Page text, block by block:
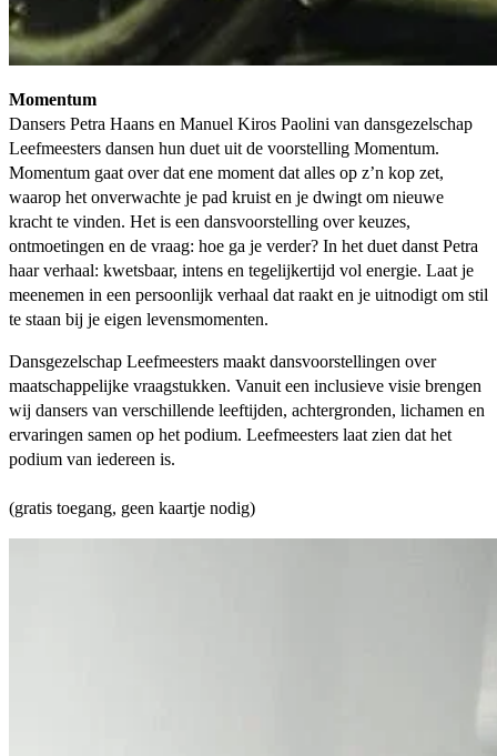
Momentum
Dansers Petra Haans en Manuel Kiros Paolini van dansgezelschap
Leefmeesters dansen hun duet uit de voorstelling Momentum.
Momentum gaat over dat ene moment dat alles op z’n kop zet,
waarop het onverwachte je pad kruist en je dwingt om nieuwe
kracht te vinden. Het is een dansvoorstelling over keuzes,
ontmoetingen en de vraag: hoe ga je verder? In het duet danst Petra
haar verhaal: kwetsbaar, intens en tegelijkertijd vol energie. Laat je
meenemen in een persoonlijk verhaal dat raakt en je uitnodigt om stil
te staan bij je eigen levensmomenten.
Dansgezelschap Leefmeesters maakt dansvoorstellingen over
maatschappelijke vraagstukken. Vanuit een inclusieve visie brengen
wij dansers van verschillende leeftijden, achtergronden, lichamen en
ervaringen samen op het podium. Leefmeesters laat zien dat het
podium van iedereen is.
(gratis toegang, geen kaartje nodig)